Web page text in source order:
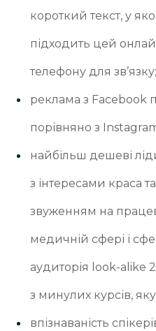
короткий текст, у
підходить цей
телефону для зв’язку;
реклама з Facebook
порівняно з
найбільш дешеві
з інтересами краса
звуженням на
медичній сфері і
аудиторія look-alike
з минулих курсів,
впізнаваність